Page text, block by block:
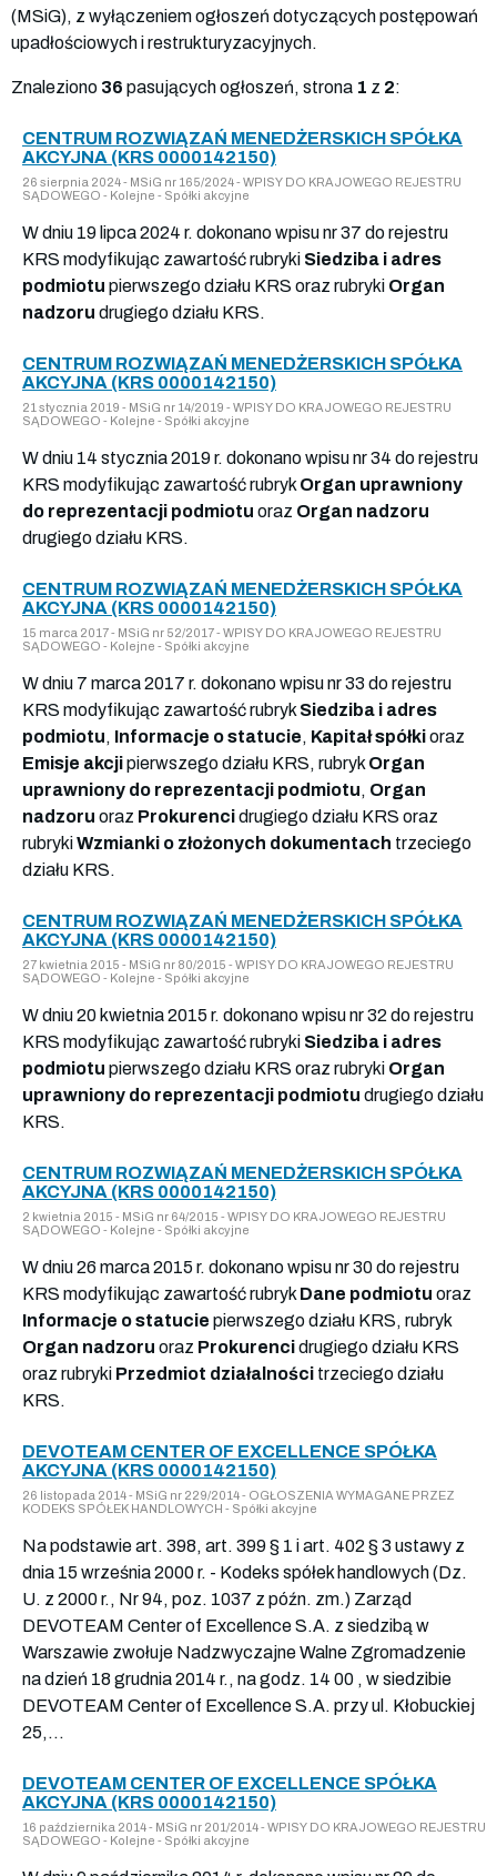
(MSiG), z wyłączeniem ogłoszeń dotyczących postępowań
upadłościowych i restrukturyzacyjnych.
Znaleziono 36 pasujących ogłoszeń, strona 1 z 2:
CENTRUM ROZWIĄZAŃ MENEDŻERSKICH SPÓŁKA
AKCYJNA (KRS 0000142150)
26 sierpnia 2024 - MSiG nr 165/2024 - WPISY DO KRAJOWEGO REJESTRU
SĄDOWEGO - Kolejne - Spółki akcyjne
W dniu 19 lipca 2024 r. dokonano wpisu nr 37 do rejestru
KRS modyfikując zawartość rubryki Siedziba i adres
podmiotu pierwszego działu KRS oraz rubryki Organ
nadzoru drugiego działu KRS.
CENTRUM ROZWIĄZAŃ MENEDŻERSKICH SPÓŁKA
AKCYJNA (KRS 0000142150)
21 stycznia 2019 - MSiG nr 14/2019 - WPISY DO KRAJOWEGO REJESTRU
SĄDOWEGO - Kolejne - Spółki akcyjne
W dniu 14 stycznia 2019 r. dokonano wpisu nr 34 do rejestru
KRS modyfikując zawartość rubryk Organ uprawniony
do reprezentacji podmiotu oraz Organ nadzoru
drugiego działu KRS.
CENTRUM ROZWIĄZAŃ MENEDŻERSKICH SPÓŁKA
AKCYJNA (KRS 0000142150)
15 marca 2017 - MSiG nr 52/2017 - WPISY DO KRAJOWEGO REJESTRU
SĄDOWEGO - Kolejne - Spółki akcyjne
W dniu 7 marca 2017 r. dokonano wpisu nr 33 do rejestru
KRS modyfikując zawartość rubryk Siedziba i adres
podmiotu, Informacje o statucie, Kapitał spółkioraz
Emisje akcjipierwszego działu KRS, rubryk Organ
uprawniony do reprezentacji podmiotu, Organ
nadzoru oraz Prokurencidrugiego działu KRS oraz
rubrykiWzmianki o złożonych dokumentach trzeciego
działu KRS.
CENTRUM ROZWIĄZAŃ MENEDŻERSKICH SPÓŁKA
AKCYJNA (KRS 0000142150)
27 kwietnia 2015 - MSiG nr 80/2015 - WPISY DO KRAJOWEGO REJESTRU
SĄDOWEGO - Kolejne - Spółki akcyjne
W dniu 20 kwietnia 2015 r. dokonano wpisu nr 32 do rejestru
KRS modyfikując zawartość rubryki Siedziba i adres
podmiotu pierwszego działu KRS oraz rubryki Organ
uprawniony do reprezentacji podmiotu drugiego działu
KRS.
CENTRUM ROZWIĄZAŃ MENEDŻERSKICH SPÓŁKA
AKCYJNA (KRS 0000142150)
2 kwietnia 2015 - MSiG nr 64/2015 - WPISY DO KRAJOWEGO REJESTRU
SĄDOWEGO - Kolejne - Spółki akcyjne
W dniu 26 marca 2015 r. dokonano wpisu nr 30 do rejestru
KRS modyfikując zawartość rubryk Dane podmiotu oraz
Informacje o statucie pierwszego działu KRS, rubryk
Organ nadzoru oraz Prokurencidrugiego działu KRS
oraz rubryki Przedmiot działalności trzeciego działu
KRS.
DEVOTEAM CENTER OF EXCELLENCE SPÓŁKA
AKCYJNA (KRS 0000142150)
26 listopada 2014 - MSiG nr 229/2014 - OGŁOSZENIA WYMAGANE PRZEZ
KODEKS SPÓŁEK HANDLOWYCH - Spółki akcyjne
Na podstawie art. 398, art. 399 § 1 i art. 402 § 3 ustawy z
dnia 15 września 2000 r. - Kodeks spółek handlowych (Dz.
U. z 2000 r., Nr 94, poz. 1037 z późn. zm.) Zarząd
DEVOTEAM Center of Excellence S.A. z siedzibą w
Warszawie zwołuje Nadzwyczajne Walne Zgromadzenie
na dzień 18 grudnia 2014 r., na godz. 14 00 , w siedzibie
DEVOTEAM Center of Excellence S.A. przy ul. Kłobuckiej
25,...
DEVOTEAM CENTER OF EXCELLENCE SPÓŁKA
AKCYJNA (KRS 0000142150)
16 października 2014 - MSiG nr 201/2014 - WPISY DO KRAJOWEGO REJESTRU
SĄDOWEGO - Kolejne - Spółki akcyjne